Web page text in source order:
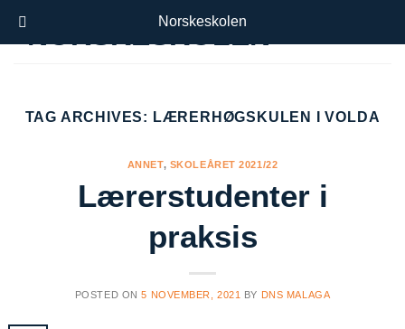
TAG ARCHIVES: LÆRERHØGSKULEN I VOLDA
ANNET, SKOLEÅRET 2021/22
Lærerstudenter i
praksis
POSTED ON5 NOVEMBER, 2021 BY DNS MALAGA
Norskeskolen